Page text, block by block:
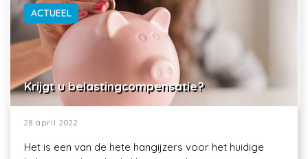
ACTUEEL
Krijgt u belastingcompensatie?
28 april 2022
Het is een van de hete hangijzers voor het huidige